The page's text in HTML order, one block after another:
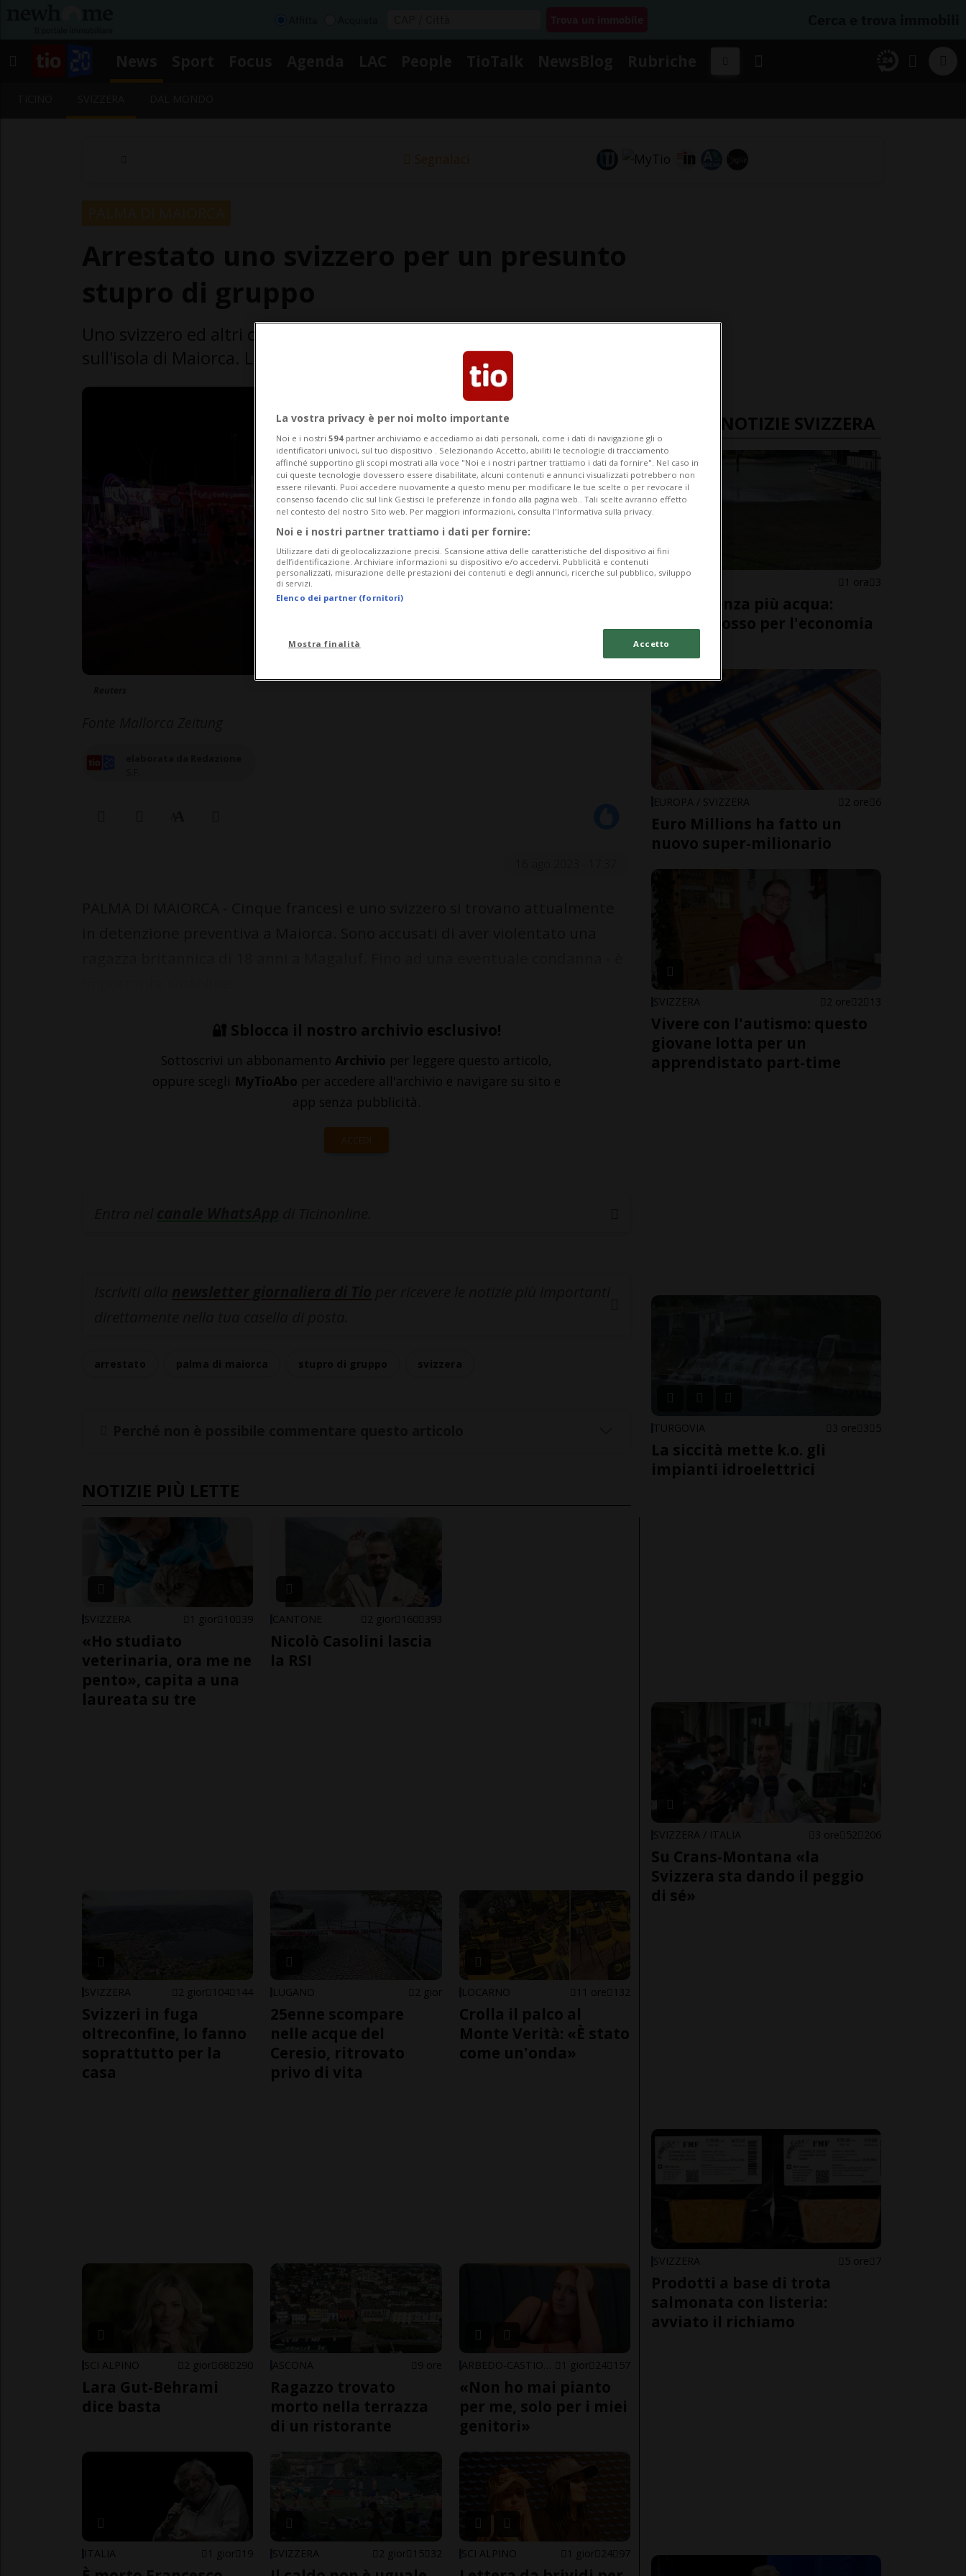
Segnalaci
sull'isola di Maiorca. L'accusa: avrebbero violentato una turista.
🔐 Sblocca il nostro archivio esclusivo!
Sottoscrivi un abbonamento Archivio per leggere questo articolo,
oppure scegli MyTioAbo per accedere all'archivio e navigare su sito e
app senza pubblicità.
ACCEDI
NOTIZIE PIÙ LETTE
SVIZZERA 1 gior 10 39
«Ho studiato
veterinaria, ora me ne
pento», capita a una
laureata su tre
CANTONE 2 gior 160 393
Nicolò Casolini lascia
la RSI
SVIZZERA 2 gior 104 144
Svizzeri in fuga
oltreconfine, lo fanno
soprattutto per la
casa
LUGANO 2 gior
25enne scompare
nelle acque del
Ceresio, ritrovato
privo di vita
LOCARNO 11 ore 132
Crolla il palco al
Monte Verità: «È stato
come un'onda»
SCI ALPINO 2 gior 68 290
Lara Gut-Behrami
dice basta
ASCONA 9 ore
Ragazzo trovato
morto nella terrazza
di un ristorante
1 gior 24 157
«Non ho mai pianto
per me, solo per i miei
genitori»
ITALIA 1 gior 19 SVIZZERA 2 gior 15 32 SCI ALPINO 1 gior 24 97
ULTIME NOTIZIE SVIZZERA
SVIZZERA 1 ora 3
Il Reno senza più acqua:
allarme rosso per l'economia
svizzera
EUROPA / SVIZZERA 2 ore 6
Euro Millions ha fatto un
nuovo super-milionario
SVIZZERA 2 ore 2 13
Vivere con l'autismo: questo
giovane lotta per un
apprendistato part-time
TURGOVIA 3 ore 3 5
La siccità mette k.o. gli
impianti idroelettrici
SVIZZERA / ITALIA 3 ore 52 206
Su Crans-Montana «la
Svizzera sta dando il peggio
di sé»
SVIZZERA 5 ore 7
Prodotti a base di trota
salmonata con listeria:
avviato il richiamo
La vostra privacy è per noi molto importante
Noi e i nostri 594 partner archiviamo e accediamo ai dati personali, come i dati di navigazione gli o
identificatori univoci, sul tuo dispositivo . Selezionando Accetto, abiliti le tecnologie di tracciamento
affinché supportino gli scopi mostrati alla voce "Noi e i nostri partner trattiamo i dati da fornire". Nel caso in
cui queste tecnologie dovessero essere disabilitate, alcuni contenuti e annunci visualizzati potrebbero non
essere rilevanti. Puoi accedere nuovamente a questo menu per modificare le tue scelte o per revocare il
consenso facendo clic sul link Gestisci le preferenze in fondo alla pagina web.. Tali scelte avranno effetto
nel contesto del nostro Sito web. Per maggiori informazioni, consulta l'Informativa sulla privacy.
Noi e i nostri partner trattiamo i dati per fornire:
Utilizzare dati di geolocalizzazione precisi. Scansione attiva delle caratteristiche del dispositivo ai fini
dell’identificazione. Archiviare informazioni su dispositivo e/o accedervi. Pubblicità e contenuti
personalizzati, misurazione delle prestazioni dei contenuti e degli annunci, ricerche sul pubblico, sviluppo
di servizi.
Elenco dei partner (fornitori)
Mostra finalità Accetto